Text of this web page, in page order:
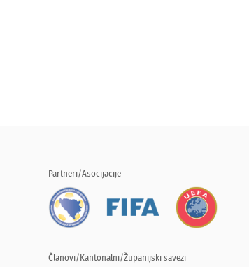
Partneri/Asocijacije
Članovi/Kantonalni/Županijski savezi